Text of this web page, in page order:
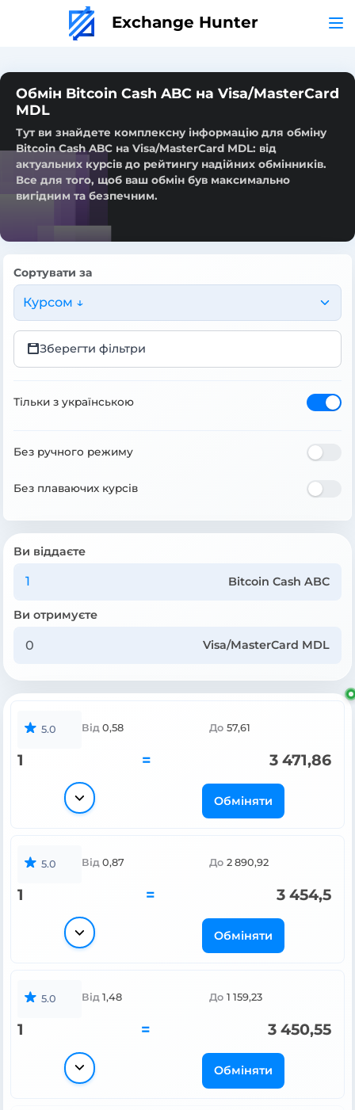
Exchange Hunter
Обмін Bitcoin Cash ABC на Visa/MasterCard
MDL
Тут ви знайдете комплексну інформацію для обміну
Bitcoin Cash ABC на Visa/MasterCard MDL: від
актуальних курсів до рейтингу надійних обмінників.
Все для того, щоб ваш обмін був максимально
вигідним та безпечним.
Сортувати за
Курсом ↓
Зберегти фільтри
Тільки з українською
Без ручного режиму
Без плаваючих курсів
Ви віддаєте
Bitcoin Cash ABC
Ви отримуєте
Visa/MasterCard MDL
5.0 Від 0,58 До 57,61
1 = 3 471,86
Обміняти
5.0 Від 0,87 До 2 890,92
1 = 3 454,5
Обміняти
5.0 Від 1,48 До 1 159,23
1 = 3 450,55
Обміняти